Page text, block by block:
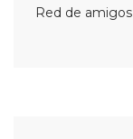
Red de amigos